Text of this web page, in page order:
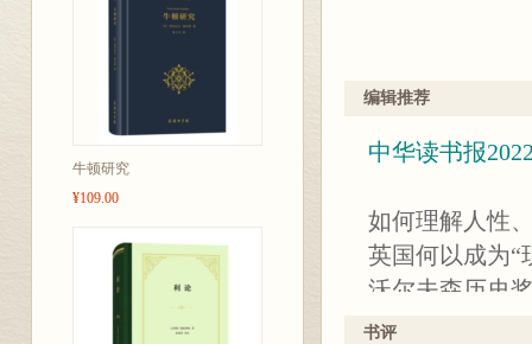
牛顿研究
¥109.00
编辑推荐
中华读书报
如何理解人性
英国何以成为“
沃尔夫森历史
书评